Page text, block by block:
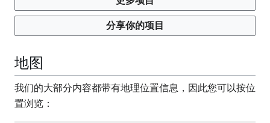
分享你的项目
地图
我们的大部分内容都带有地理位置信息，因此您可以按位
置浏览：